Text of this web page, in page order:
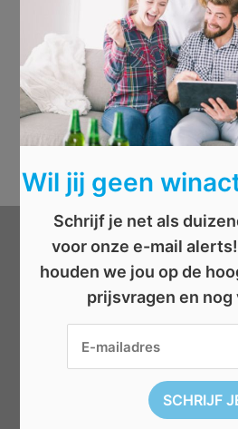
Categorieën
Wil jij geen
Schrijf je net als
voor onze e-mail
houden we jou op de
prijsvragen en nog